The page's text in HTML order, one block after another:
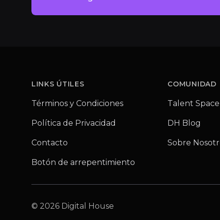
LINKS ÚTILES
Términos y Condiciones
Política de Privacidad
Contacto
Botón de arrepentimiento
COMUNIDAD
Talent Space
DH Blog
Sobre
© 2026 Digital House